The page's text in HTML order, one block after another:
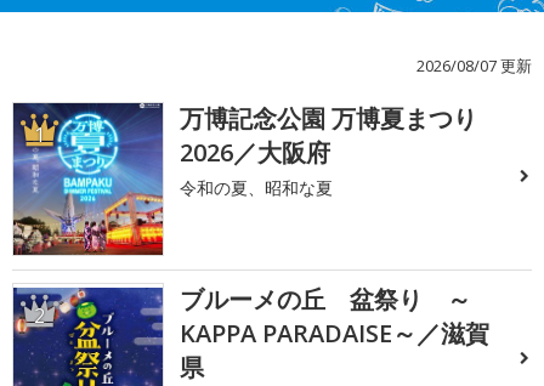
2026/08/07 更新
1
万博記念公園 万博夏まつり
2026／大阪府
令和の夏、昭和な夏
2
ブルーメの丘 盆祭り ～
KAPPA PARADAISE～／滋賀
県